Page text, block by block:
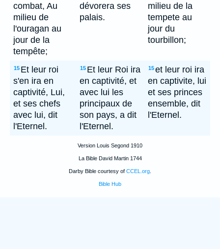
combat, Au
milieu de
l'ouragan au
jour de la
tempête;
dévorera ses
palais.
milieu de la
tempete au
jour du
tourbillon;
15 Et leur roi
s'en ira en
captivité, Lui,
et ses chefs
avec lui, dit
l'Eternel.
15 Et leur Roi ira
en captivité, et
avec lui les
principaux de
son pays, a dit
l'Eternel.
15et leur roi ira
en captivite, lui
et ses princes
ensemble, dit
l'Eternel.
Version Louis Segond 1910
La Bible David Martin 1744
Darby Bible courtesy of CCEL.org
Bible Hub